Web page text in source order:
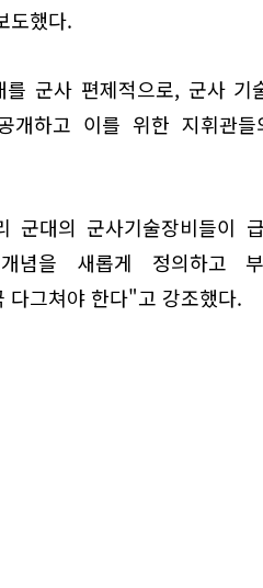
도했다.
군사 편제적으로, 군사 기
개하고 이를 위한 지휘관
군대의 군사기술장비들이
개념을 새롭게 정의하고
다그쳐야 한다"고 강조했다.